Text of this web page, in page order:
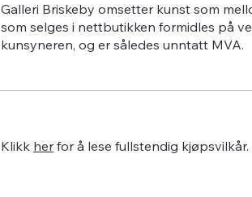
Galleri Briskeby omsetter kunst som
som selges i nettbutikken formidles på
kunsyneren, og er således unntatt MVA.
Klikk her for å lese fullstendig kjøpsvilkår.